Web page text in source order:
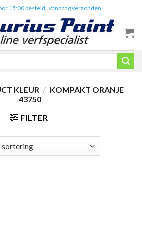
15:00 besteld=vandaag verzonden
KLEUR / KOMPAKT ORANJE
43750
FILTER